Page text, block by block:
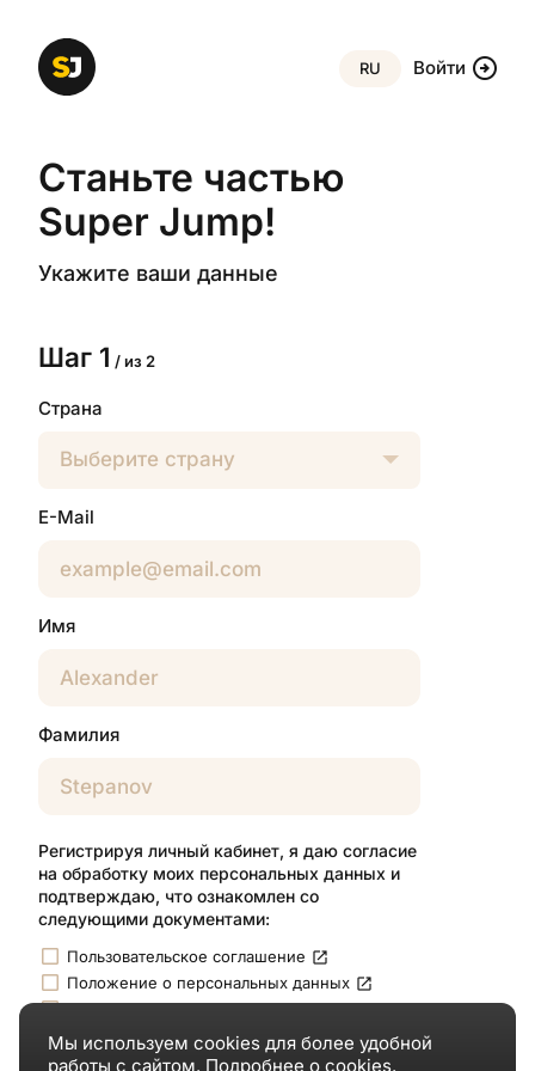
RU Войти arrow_circle_right
Станьте частью
Super Jump!
Укажите ваши данные
Шаг 1 / из 2
Страна
Выберите страну
E-Mail
Имя
Фамилия
Регистрируя личный кабинет, я даю согласие
на обработку моих персональных данных и
подтверждаю, что ознакомлен со
следующими документами:
check_box_outline_blank Пользовательское соглашение open_in_new
check_box_outline_blank Положение о персональных данных open_in_new
check_box_outline_blank Политика конфиденциальности open_in_new
Мы используем cookies для более удобной
работы с сайтом. Подробнее о cookies.